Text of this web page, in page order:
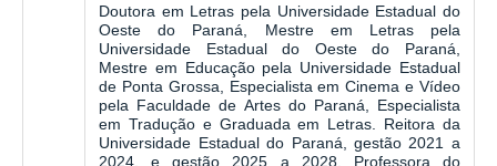
Doutora em Letras pela Universidade Estadual do
Oeste do Paraná, Mestre em Letras pela
Universidade Estadual do Oeste do Paraná,
Mestre em Educação pela Universidade Estadual
de Ponta Grossa, Especialista em Cinema e Vídeo
pela Faculdade de Artes do Paraná, Especialista
em Tradução e Graduada em Letras. Reitora da
Universidade Estadual do Paraná, gestão 2021 a
2024, e gestão 2025 a 2028. Professora do